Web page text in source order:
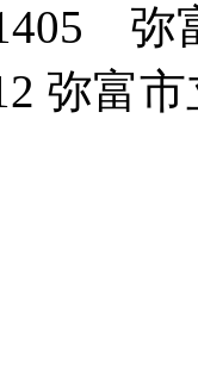
弥
弥富